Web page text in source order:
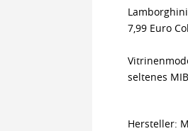
7,99 Euro
seltenes
Hersteller: